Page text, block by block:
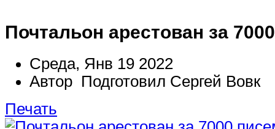
Почтальон арестован за
Среда, Янв 19 2022
Автор Подготовил Сергей Вовк
Печать